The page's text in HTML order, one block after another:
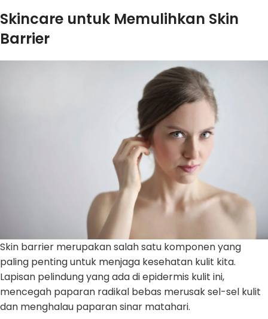
Skincare untuk Memulihkan Skin
Barrier
Skin barrier merupakan salah satu komponen yang
paling penting untuk menjaga kesehatan kulit kita.
Lapisan pelindung yang ada di epidermis kulit ini,
mencegah paparan radikal bebas merusak sel-sel kulit
dan menghalau paparan sinar matahari.